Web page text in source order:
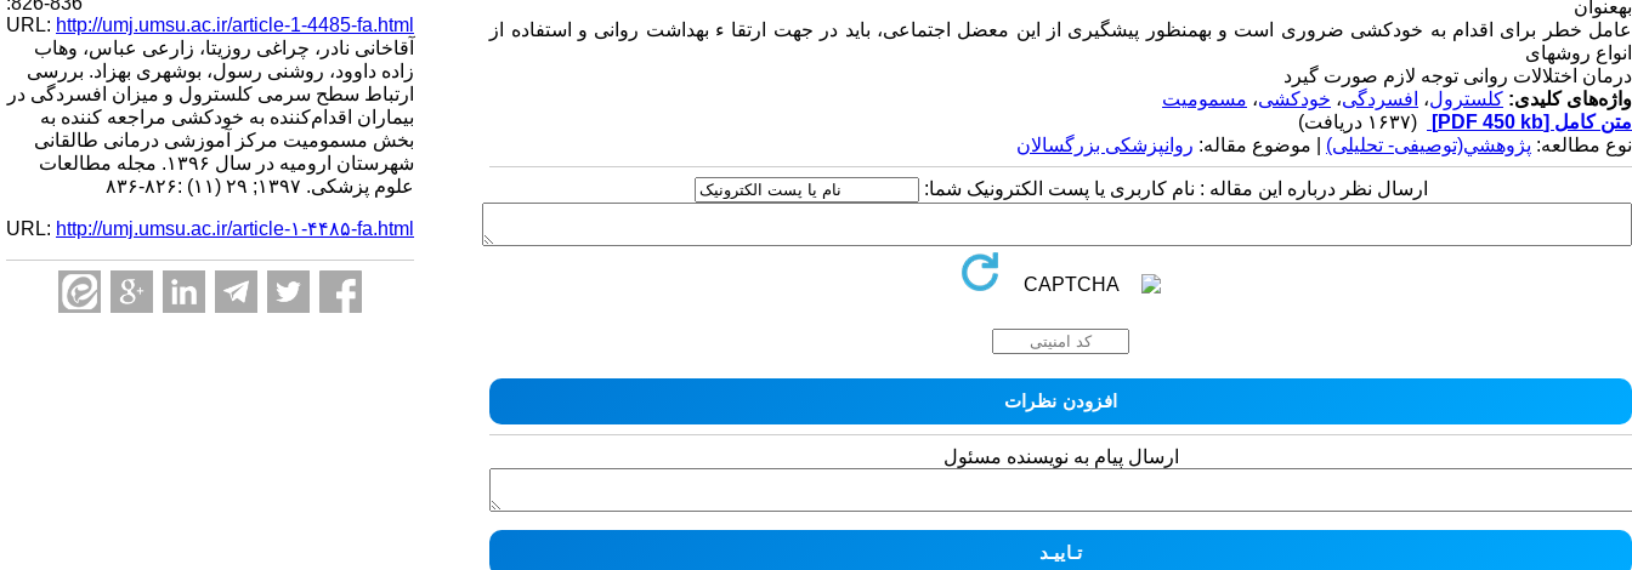
URL: http://umj.umsu.ac.ir/article-1-4485-fa.html
آقاخانی نادر، چراغی روزیتا، زارعی عباس، وهاب
زاده داوود، روشنی رسول، بوشهری بهزاد. بررسی
ارتباط سطح سرمی کلسترول و میزان افسردگی در
بیماران اقدام‌کننده به خودکشی مراجعه کننده به
بخش مسمومیت مرکز آموزشی درمانی طالقانی
شهرستان ارومیه در سال ۱۳۹۶. مجله مطالعات
علوم پزشکی. ۱۳۹۷; ۲۹ (۱۱) :۸۲۶-۸۳۶
URL: http://umj.umsu.ac.ir/article-۱-۴۴۸۵-fa.html
بهعنوان
عامل خطر برای اقدام به خودکشی ضروری است و بهمنظور پیشگیری از این معضل اجتماعی، باید در جهت ارتقا ء بهداشت روانی و استفاده از
انواع روشهای
درمان اختلالات روانی توجه لازم صورت گیرد
واژه‌های کلیدی: کلسترول، افسردگی، خودکشی، مسمومیت
متن کامل [PDF 450 kb]
(۱۶۳۷ دریافت)
نوع مطالعه: پژوهشي(توصیفی- تحلیلی) | موضوع مقاله: روانپزشکی بزرگسالان
ارسال نظر درباره این مقاله : نام کاربری یا پست الکترونیک شما:
ارسال پیام به نویسنده مسئول